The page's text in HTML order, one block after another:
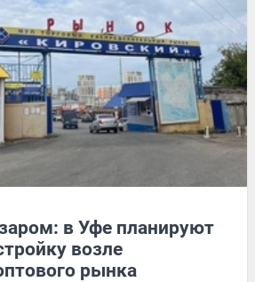
в Уфе планируют
возле
рынка